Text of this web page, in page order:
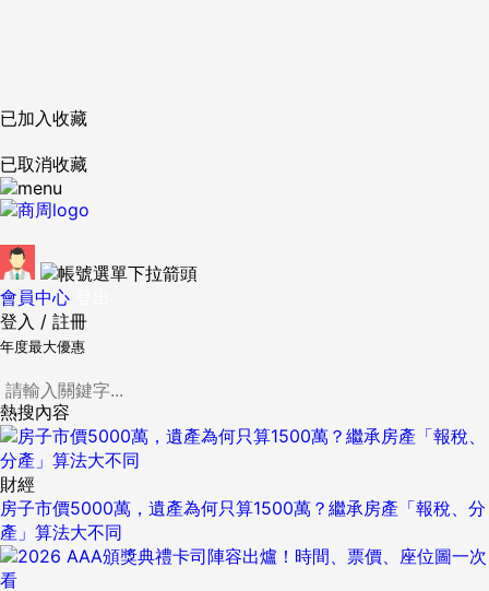
已加入收藏
已取消收藏
會員中心
登入 / 註冊
年度最大優惠
熱搜內容
財經
房子市價5000萬，遺產為何只算1500萬？繼承房產「報稅、分
產」算法大不同